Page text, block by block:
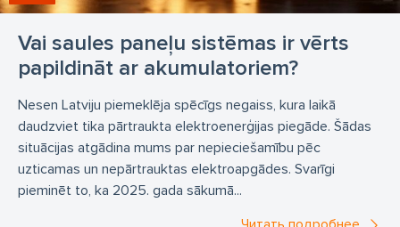
Vai saules paneļu sistēmas ir vērts
papildināt ar akumulatoriem?
Nesen Latviju piemeklēja spēcīgs negaiss, kura laikā
daudzviet tika pārtraukta elektroenerģijas piegāde. Šādas
situācijas atgādina mums par nepieciešamību pēc
uzticamas un nepārtrauktas elektroapgādes. Svarīgi
pieminēt to, ka 2025. gada sākumā...